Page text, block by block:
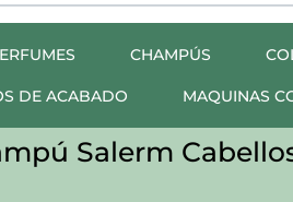
CHAMPÚS
DE ACABADO MAQUINAS
Salerm